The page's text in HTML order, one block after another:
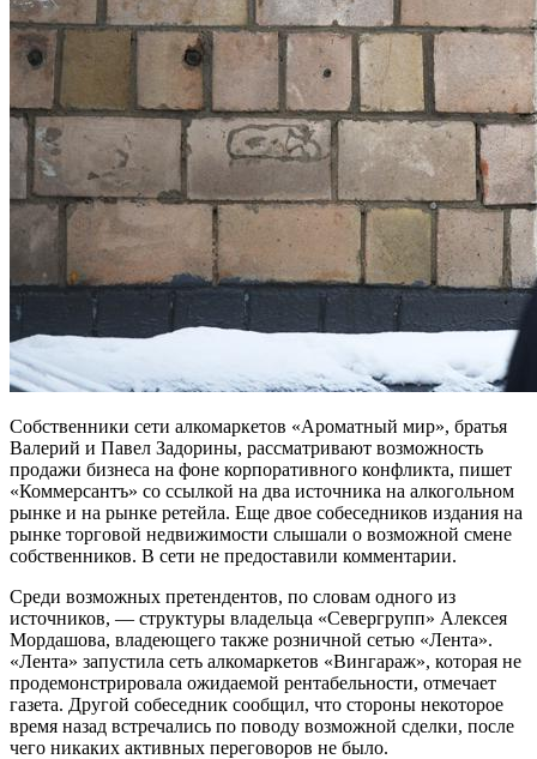
Собственники сети алкомаркетов «Ароматный мир», братья
Валерий и Павел Задорины, рассматривают возможность
продажи бизнеса на фоне корпоративного конфликта, пишет
«Коммерсантъ» со ссылкой на два источника на алкогольном
рынке и на рынке ретейла. Еще двое собеседников издания на
рынке торговой недвижимости слышали о возможной смене
собственников. В сети не предоставили комментарии.
Среди возможных претендентов, по словам одного из
источников, — структуры владельца «Севергрупп» Алексея
Мордашова, владеющего также розничной сетью «Лента».
«Лента» запустила сеть алкомаркетов «Вингараж», которая не
продемонстрировала ожидаемой рентабельности, отмечает
газета. Другой собеседник сообщил, что стороны некоторое
время назад встречались по поводу возможной сделки, после
чего никаких активных переговоров не было.